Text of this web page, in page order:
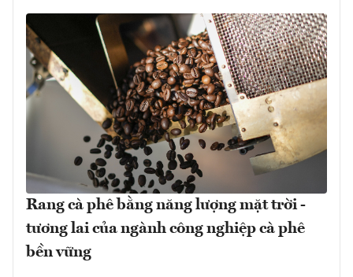
Rang cà phê bằng năng lượng mặt trời -
tương lai của ngành công nghiệp cà phê
bền vững